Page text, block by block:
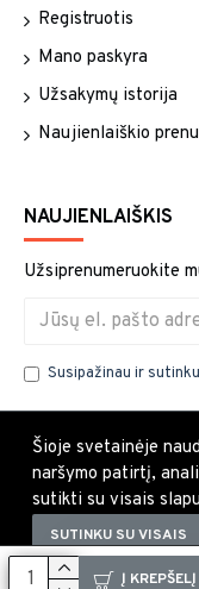
Į KREPŠELĮ
Registruotis
Mano paskyra
Užsakymų istorija
Naujienlaiškio
NAUJIENLAIŠKIS
Užsiprenumeruokite
Susipažinau ir
Šioje svetainėje
naršymo patirtį,
sutikti su visais
SUTINKU SU VISAIS
Uždaryti×